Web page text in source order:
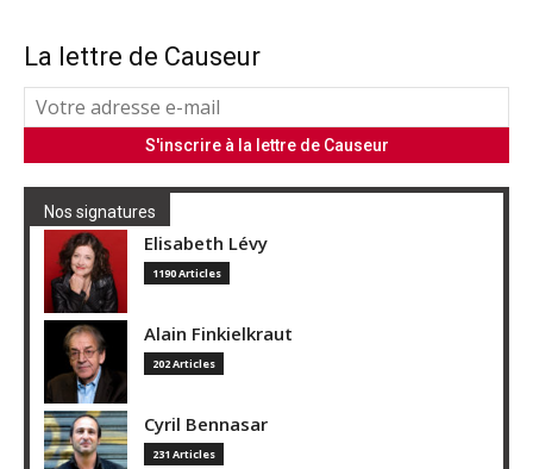
La lettre de Causeur
Nos signatures
Elisabeth Lévy
1190 Articles
Alain Finkielkraut
202 Articles
Cyril Bennasar
231 Articles